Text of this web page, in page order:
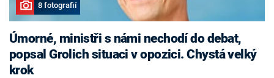
8 fotografií
Úmorné, ministři s námi nechodí do debat,
popsal Grolich situaci v opozici. Chystá velký
krok